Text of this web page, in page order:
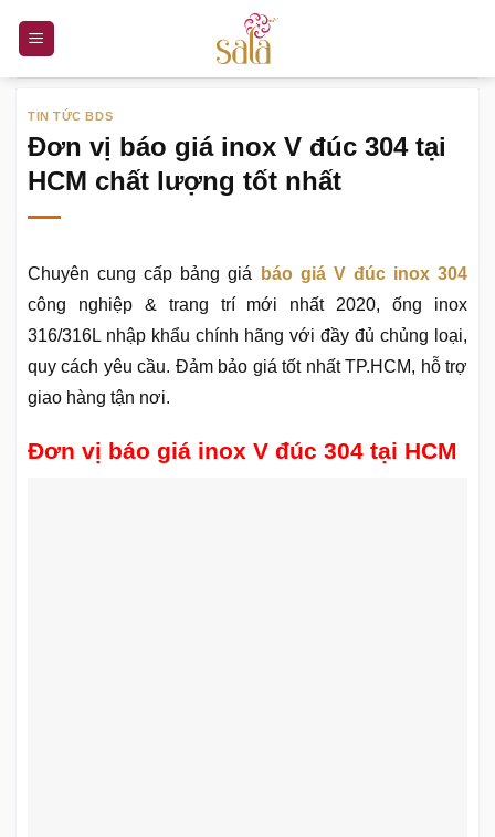
nội
TIN TỨC BDS
Đơn vị báo giá inox V đúc 304 tại
HCM chất lượng tốt nhất
Chuyên cung cấp bảng giá
báo giá V đúc inox 304
công nghiệp & trang trí mới nhất 2020, ống inox
316/316L nhập khẩu chính hãng với đầy đủ chủng loại,
quy cách yêu cầu. Đảm bảo giá tốt nhất TP.HCM, hỗ trợ
giao hàng tận nơi.
Đơn vị báo giá inox V đúc 304 tại HCM